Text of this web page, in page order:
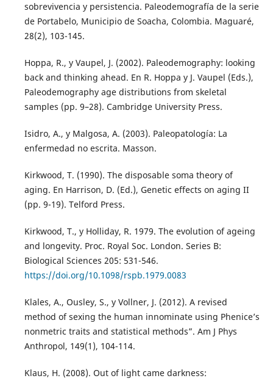
sobrevivencia y persistencia. Paleodemografía de la serie
de Portabelo, Municipio de Soacha, Colombia. Maguaré,
28(2), 103-145.
Hoppa, R., y Vaupel, J. (2002). Paleodemography: looking
back and thinking ahead. En R. Hoppa y J. Vaupel (Eds.),
Paleodemography age distributions from skeletal
samples (pp. 9–28). Cambridge University Press.
Isidro, A., y Malgosa, A. (2003). Paleopatología: La
enfermedad no escrita. Masson.
Kirkwood, T. (1990). The disposable soma theory of
aging. En Harrison, D. (Ed.), Genetic effects on aging II
(pp. 9-19). Telford Press.
Kirkwood, T., y Holliday, R. 1979. The evolution of ageing
and longevity. Proc. Royal Soc. London. Series B:
Biological Sciences 205: 531-546.
https://doi.org/10.1098/rspb.1979.0083
Klales, A., Ousley, S., y Vollner, J. (2012). A revised
method of sexing the human innominate using Phenice’s
nonmetric traits and statistical methods”. Am J Phys
Anthropol, 149(1), 104-114.
Klaus, H. (2008). Out of light came darkness: